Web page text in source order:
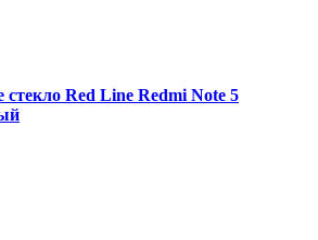
стекло Red Line Redmi Note 5